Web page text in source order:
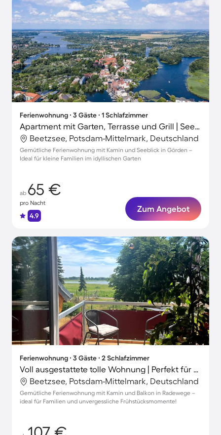
Ferienwohnung ∙ 3 Gäste ∙ 1 Schlafzimmer
Apartment mit Garten, Terrasse und Grill | Seeblick
Beetzsee, Potsdam-Mittelmark, Deutschland
Gemütliche Ferienwohnung mit Kamin und Seeblick in Görden –
Ideal für kleine Familien im idyllischen Garten
ab 65 €
pro Nacht
4.9
Zum Angebot
Ferienwohnung ∙ 3 Gäste ∙ 2 Schlafzimmer
Voll ausgestattete tolle Wohnung | Perfekt für die Arbeit von Zuhause
Beetzsee, Potsdam-Mittelmark, Deutschland
Gemütliche Ferienwohnung mit Kamin und Balkon in Radewege –
ideal für Familien und unvergessliche Frühstücksmomente!